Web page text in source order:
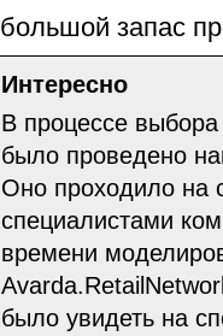
большой запас
Интересно
В процессе
было проведено
Оно проходило на
специалистами
времени
было увидеть на